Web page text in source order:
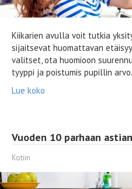
Kiikarien avulla voit tutkia
sijaitsevat huomattavan
valitset, ota huomioon
tyyppi ja poistumis pupillin
Lue koko
Vuoden 10 parhaan
Kotiin